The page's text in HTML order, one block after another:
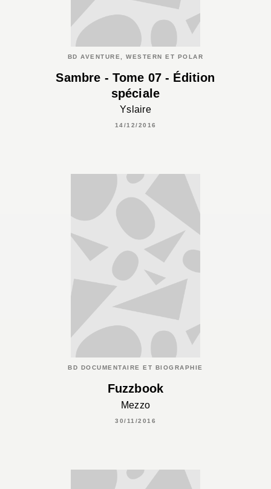
BD AVENTURE, WESTERN ET POLAR
Sambre - Tome 07 - Édition
spéciale
Yslaire
14/12/2016
BD DOCUMENTAIRE ET BIOGRAPHIE
Fuzzbook
Mezzo
30/11/2016